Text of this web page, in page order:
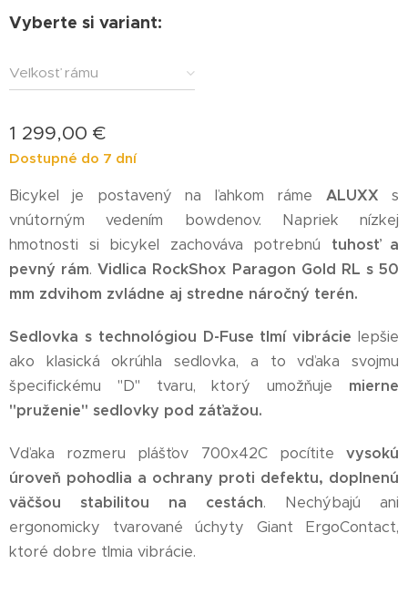
Vyberte si variant:
Veľkosť rámu
1 299,00 €
Dostupné do 7 dní
Bicykel je postavený na ľahkom ráme ALUXX s
vnútorným vedením bowdenov. Napriek nízkej
hmotnosti si bicykel zachováva potrebnú tuhosť a
pevný rám.Vidlica RockShox Paragon Gold RL s 50
mm zdvihom zvládne aj stredne náročný terén.
Sedlovka s technológiou D-Fuse tlmí vibrácie lepšie
ako klasická okrúhla sedlovka, a to vďaka svojmu
špecifickému "D" tvaru, ktorý umožňuje mierne
"pruženie" sedlovky pod záťažou.
Vďaka rozmeru plášťov 700x42C pocítite vysokú
úroveň pohodlia a ochrany proti defektu, doplnenú
väčšou stabilitou na cestách. Nechýbajú ani
ergonomicky tvarované úchyty Giant ErgoContact,
ktoré dobre tlmia vibrácie.